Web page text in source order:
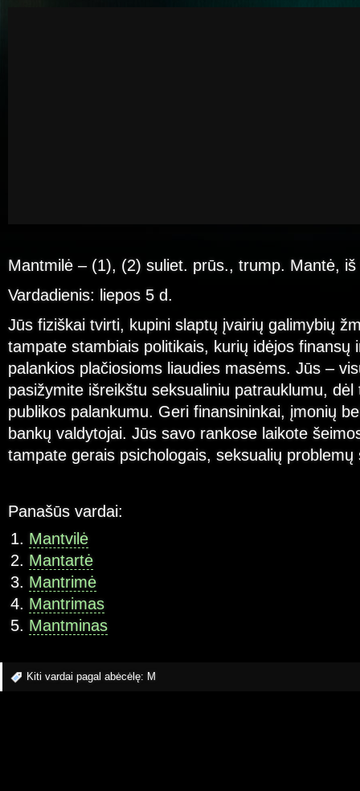
Mantmilė – (1), (2) suliet. prūs., trump. Mantė,
Vardadienis: liepos 5 d.
Jūs fiziškai tvirti, kupini slaptų įvairių galimybių
tampate stambiais politikais, kurių idėjos finansų
palankios plačiosioms liaudies masėms. Jūs –
pasižymite išreikštu seksualiniu patrauklumu, dėl
publikos palankumu. Geri finansininkai, įmonių
bankų valdytojai. Jūs savo rankose laikote
tampate gerais psichologais, seksualių problemų
Panašūs vardai:
Mantvilė
Mantartė
Mantrimė
Mantrimas
Mantminas
Kiti vardai pagal abėcėlę: M